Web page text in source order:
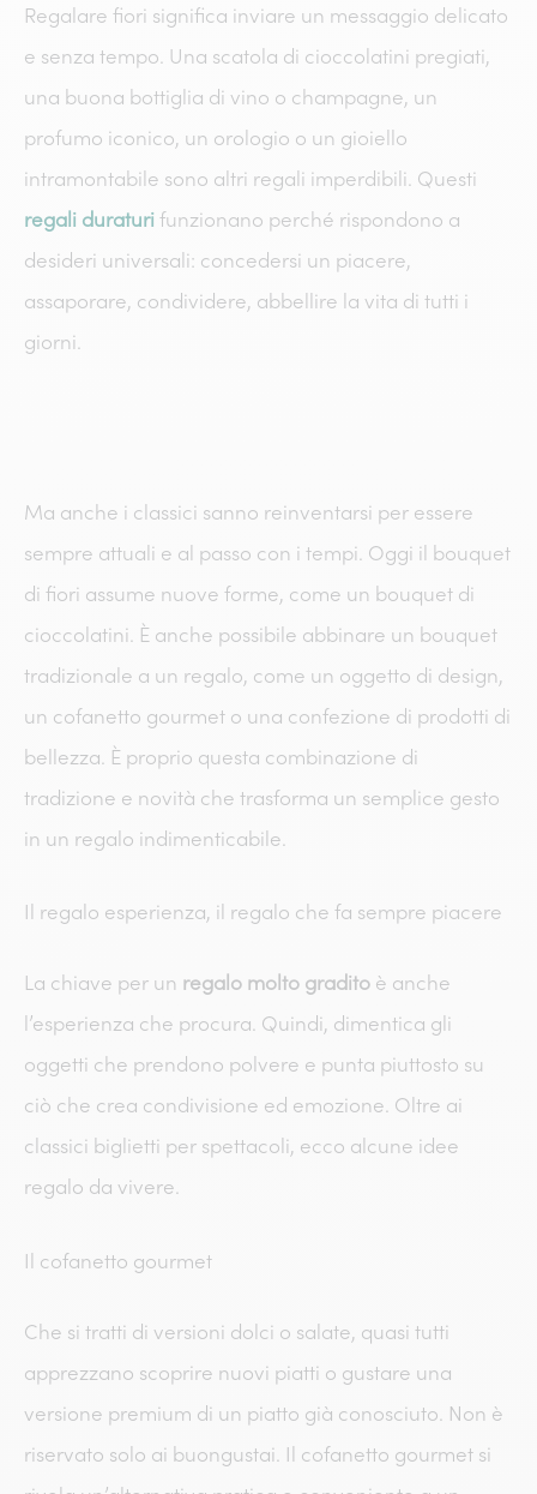
Regalare fiori significa inviare un messaggio delicato
e senza tempo. Una scatola di cioccolatini pregiati,
una buona bottiglia di vino o champagne, un
profumo iconico, un orologio o un gioiello
intramontabile sono altri regali imperdibili. Questi
regali duraturifunzionano perché rispondono a
desideri universali: concedersi un piacere,
assaporare, condividere, abbellire la vita di tutti i
giorni.
Ma anche i classici sanno reinventarsi per essere
sempre attuali e al passo con i tempi. Oggi il bouquet
di fiori assume nuove forme, come un bouquet di
cioccolatini. È anche possibile abbinare un bouquet
tradizionale a un regalo, come un oggetto di design,
un cofanetto gourmet o una confezione di prodotti di
bellezza. È proprio questa combinazione di
tradizione e novità che trasforma un semplice gesto
in un regalo indimenticabile.
Il regalo esperienza, il regalo che fa sempre piacere
La chiave per un regalo molto gradito è anche
l’esperienza che procura. Quindi, dimentica gli
oggetti che prendono polvere e punta piuttosto su
ciò che crea condivisione ed emozione. Oltre ai
classici biglietti per spettacoli, ecco alcune idee
regalo da vivere.
Il cofanetto gourmet
Che si tratti di versioni dolci o salate, quasi tutti
apprezzano scoprire nuovi piatti o gustare una
versione premium di un piatto già conosciuto. Non è
riservato solo ai buongustai. Il cofanetto gourmet si